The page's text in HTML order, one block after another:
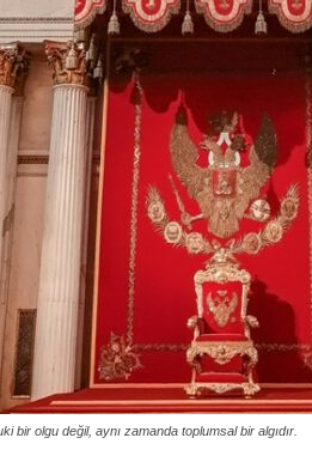
bir olgu değil, aynı zamanda toplumsal bir algıdır.